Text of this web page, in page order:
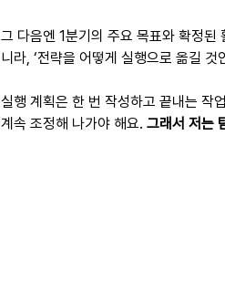
그 다음엔 1분기의 주요 목표와 확정
니라, ‘전략을 어떻게 실행으로 옮길
실행 계획은 한 번 작성하고 끝내는 작
계속 조정해 나가야 해요. 그래서 저는